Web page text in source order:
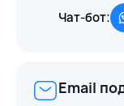
Чат-бот:
Email